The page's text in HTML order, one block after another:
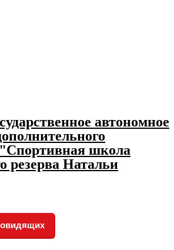
автономное
"Спортивная школа
резерва Натальи